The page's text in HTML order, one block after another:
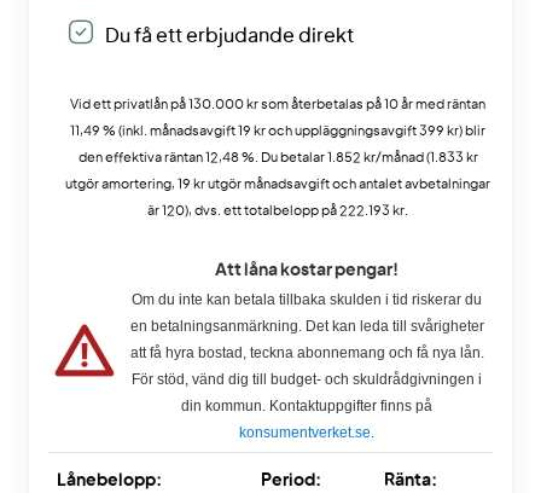
Du få ett erbjudande direkt
Vid ett privatlån på 130.000 kr som återbetalas på 10 år med räntan
11,49 % (inkl. månadsavgift 19 kr och uppläggningsavgift 399 kr) blir
den effektiva räntan 12,48 %. Du betalar 1.852 kr/månad (1.833 kr
utgör amortering, 19 kr utgör månadsavgift och antalet avbetalningar
är 120), dvs. ett totalbelopp på 222.193 kr.
Att låna kostar pengar!
Om du inte kan betala tillbaka skulden i tid riskerar du
en betalningsanmärkning. Det kan leda till svårigheter
att få hyra bostad, teckna abonnemang och få nya lån.
För stöd, vänd dig till budget- och skuldrådgivningen i
din kommun. Kontaktuppgifter finns på
konsumentverket.se.
Lånebelopp:
Period:
Ränta: